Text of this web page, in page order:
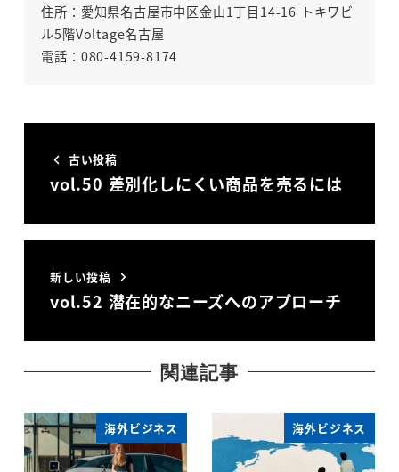
住所：愛知県名古屋市中区金山1丁目14-16 トキワビ
ル5階Voltage名古屋
電話：080-4159-8174
古い投稿
vol.50 差別化しにくい商品を売るには
新しい投稿
vol.52 潜在的なニーズへのアプローチ
関連記事
海外ビジネス 海外ビジネス